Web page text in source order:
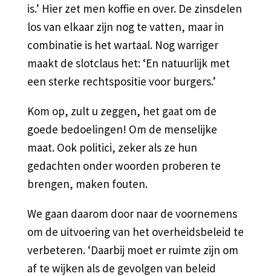
is.’ Hier zet men koffie en over. De zinsdelen
los van elkaar zijn nog te vatten, maar in
combinatie is het wartaal. Nog warriger
maakt de slotclaus het: ‘En natuurlijk met
een sterke rechtspositie voor burgers.’
Kom op, zult u zeggen, het gaat om de
goede bedoelingen! Om de menselijke
maat. Ook politici, zeker als ze hun
gedachten onder woorden proberen te
brengen, maken fouten.
We gaan daarom door naar de voornemens
om de uitvoering van het overheidsbeleid te
verbeteren. ‘Daarbij moet er ruimte zijn om
af te wijken als de gevolgen van beleid